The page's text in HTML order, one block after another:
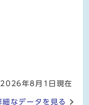
2026年8月1日現在
細なデータを見る